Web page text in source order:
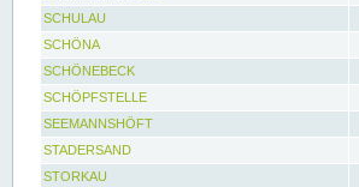
SCHULAU
SCHÖNA
SCHÖNEBECK
SCHÖPFSTELLE
SEEMANNSHÖFT
STADERSAND
STORKAU